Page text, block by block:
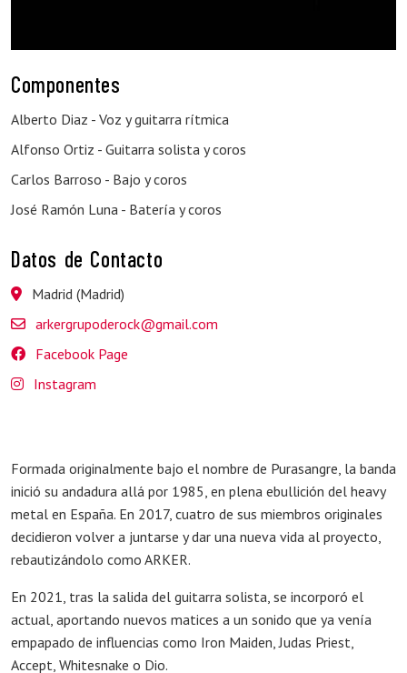
Componentes
Alberto Diaz - Voz y guitarra rítmica
Alfonso Ortiz - Guitarra solista y coros
Carlos Barroso - Bajo y coros
José Ramón Luna - Batería y coros
Datos de Contacto
Madrid (Madrid)
arkergrupoderock@gmail.com
Facebook Page
Instagram
Formada originalmente bajo el nombre de Purasangre, la banda
inició su andadura allá por 1985, en plena ebullición del heavy
metal en España. En 2017, cuatro de sus miembros originales
decidieron volver a juntarse y dar una nueva vida al proyecto,
rebautizándolo como ARKER.
En 2021, tras la salida del guitarra solista, se incorporó el
actual, aportando nuevos matices a un sonido que ya venía
empapado de influencias como Iron Maiden, Judas Priest,
Accept, Whitesnake o Dio.